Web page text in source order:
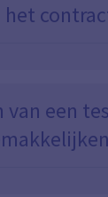
van een